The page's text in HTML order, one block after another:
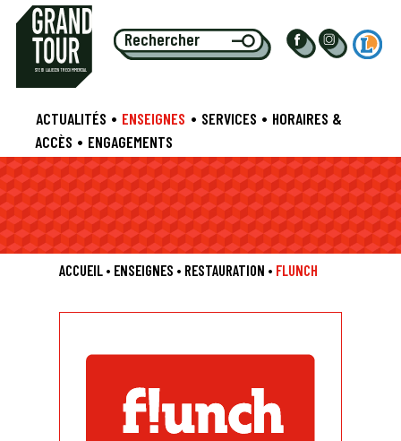
STE EU LALIE CENTRE COMMERCIAL
ACTUALITÉS • ENSEIGNES • SERVICES • HORAIRES &
ACCÈS • ENGAGEMENTS
ACCUEIL• ENSEIGNES • RESTAURATION • FLUNCH